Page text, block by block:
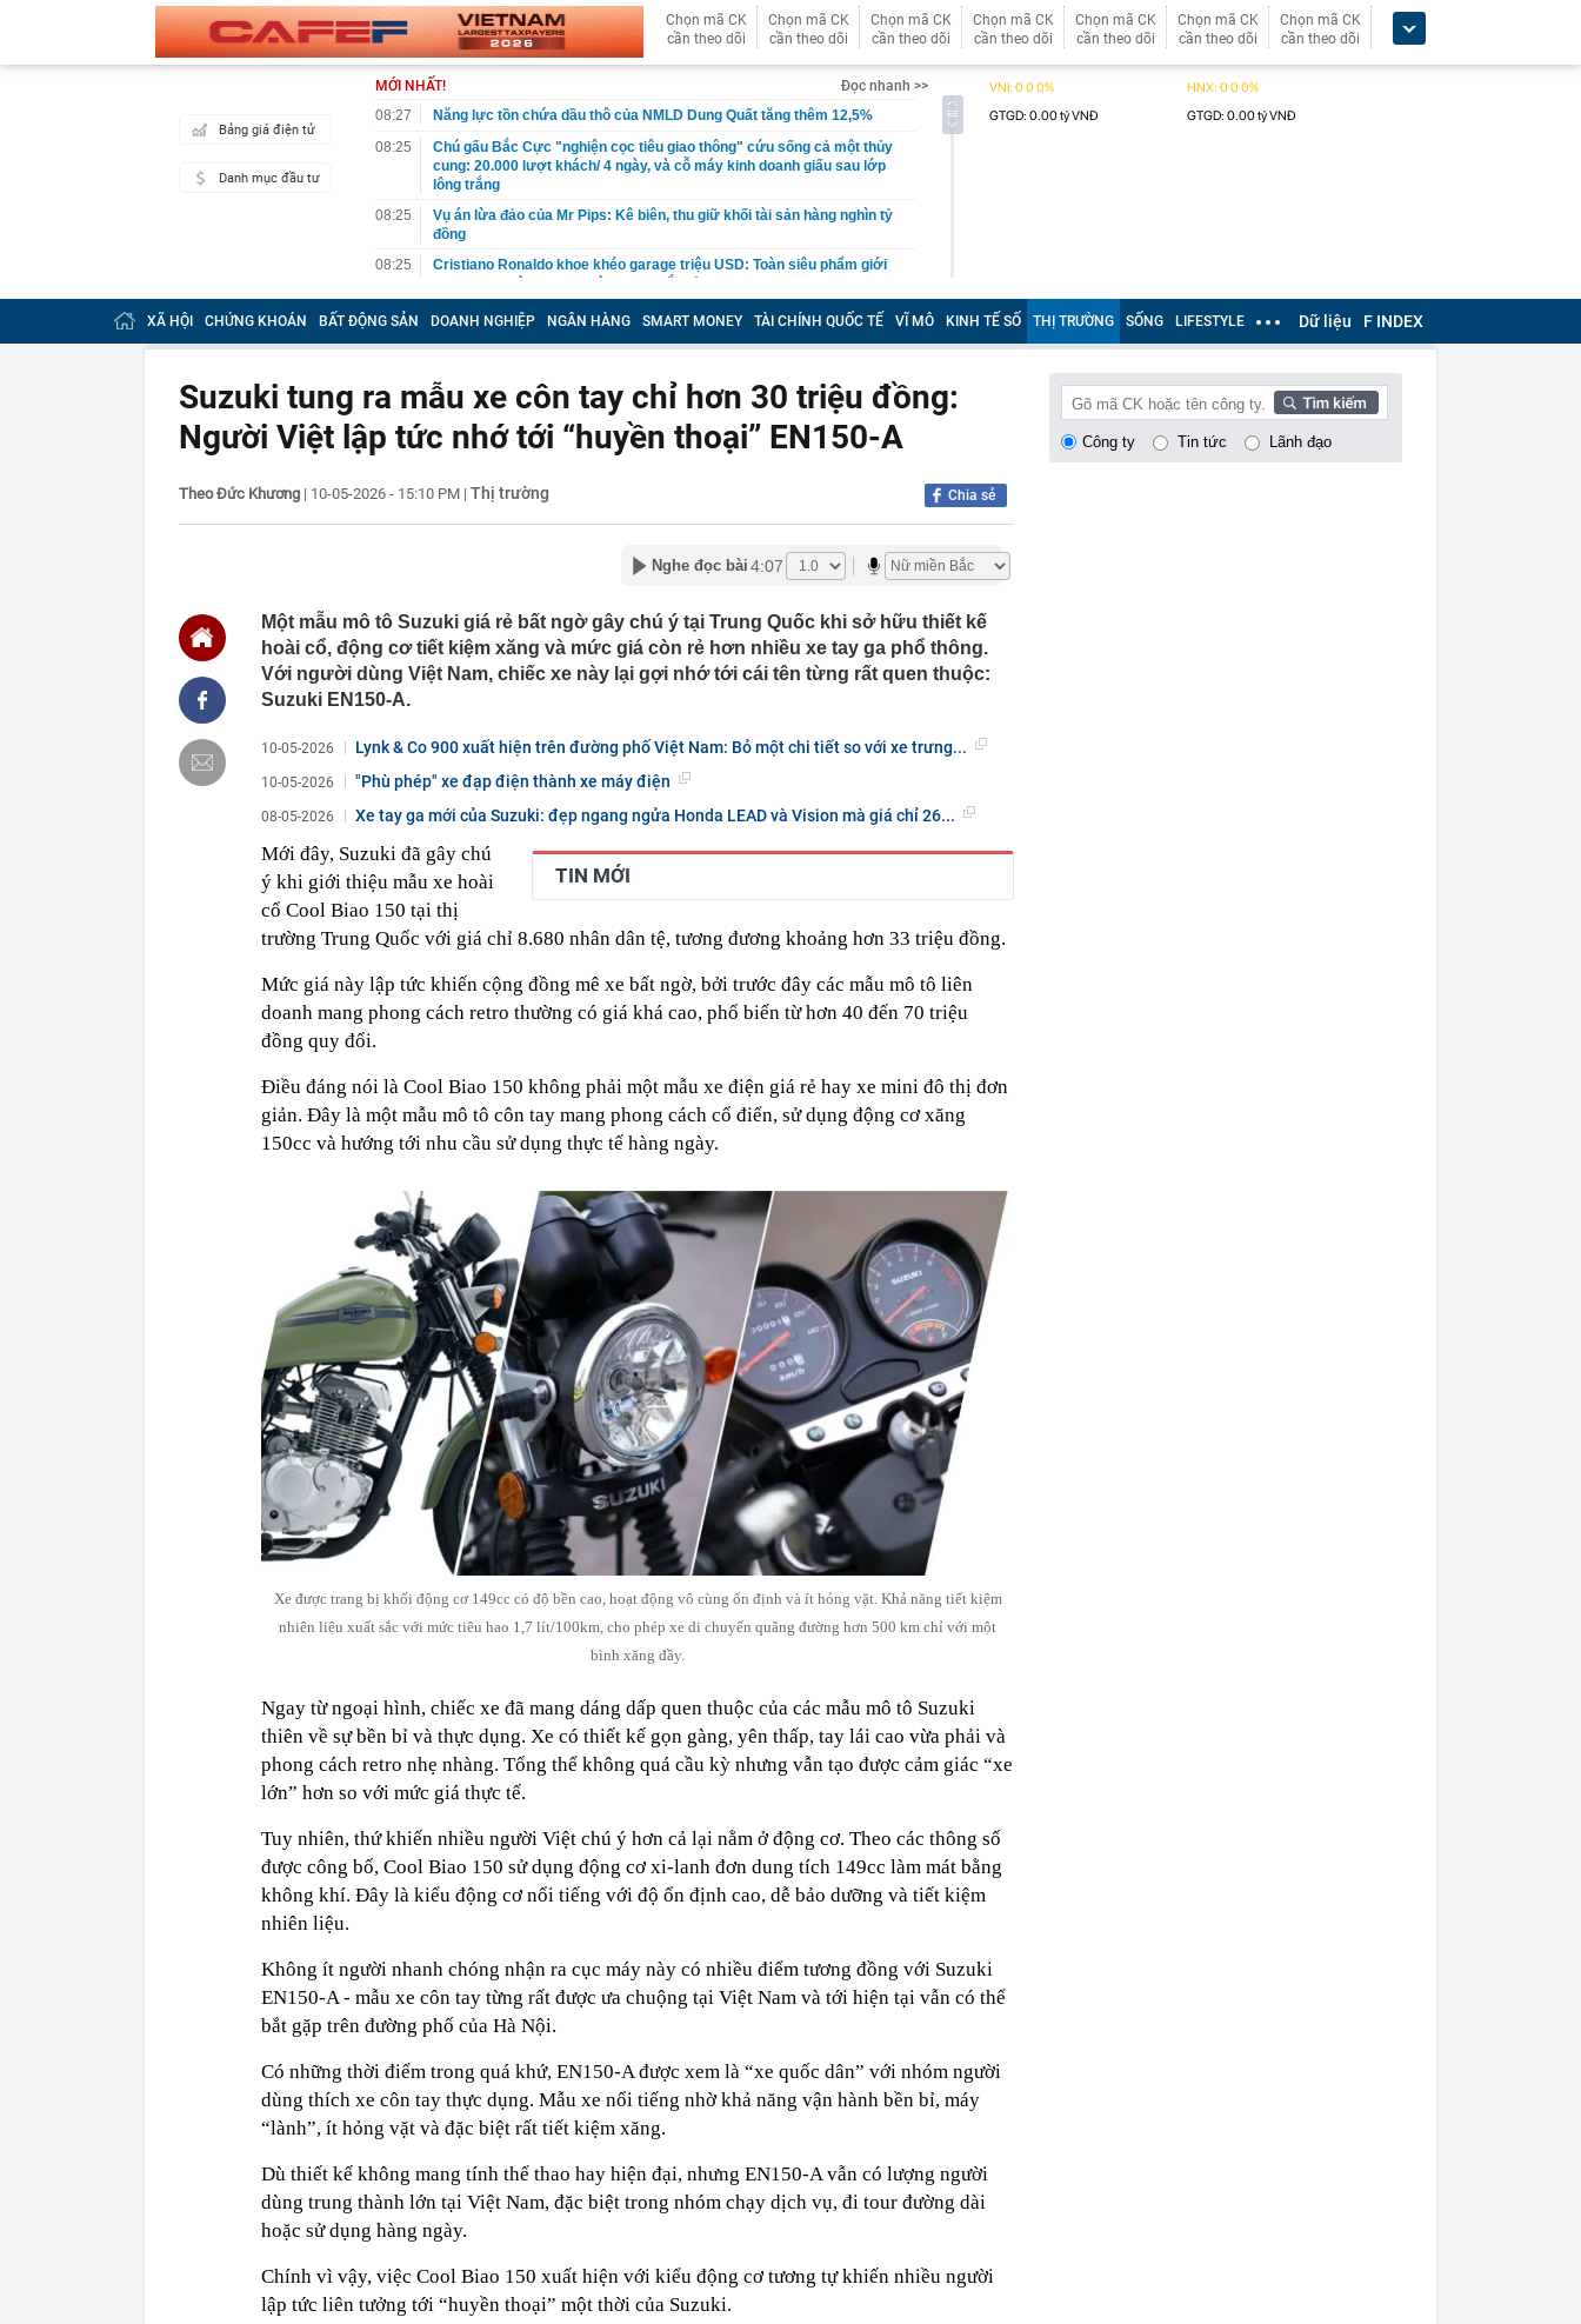
Chọn mã CK
cần theo dõi
Chọn mã CK
cần theo dõi
Chọn mã CK
cần theo dõi
Chọn mã CK
cần theo dõi
Chọn mã CK
cần theo dõi
Chọn mã CK
cần theo dõi
Chọn mã CK
cần theo dõi
Bảng giá điện tử
Danh mục đầu tư
MỚI NHẤT!
Đọc nhanh >>
08:27
Năng lực tồn chứa dầu thô của NMLD Dung Quất tăng thêm 12,5%
08:25
Chú gấu Bắc Cực "nghiện cọc tiêu giao thông" cứu sống cả một thủy
cung: 20.000 lượt khách/ 4 ngày, và cỗ máy kinh doanh giấu sau lớp
lông trắng
08:25
Vụ án lừa đảo của Mr Pips: Kê biên, thu giữ khối tài sản hàng nghìn tỷ
đồng
08:25
Cristiano Ronaldo khoe khéo garage triệu USD: Toàn siêu phẩm giới
08:12
Vĩnh Long chi hơn 332.000 tỷ đồng để làm điều đặc biệt này
08:12
Căn nhà ở quê của Công Vinh
Một người có 4 thói quen này chứng tỏ EQ của họ rất thấp mà không
hề nhận ra
08:11
Quảng Ninh đề xuất làm tuyến cao tốc dài 55 km kết nối tới siêu dự án
hơn 235.000 tỷ đồng
tạo ra
08:10
Khu chung cư cũ phố cổ Hà Nội sắp được xây dựng thành tòa nhà 21
Nhân chứng bàng hoàng kể lại khoảnh khắc chợ Biên Hòa bốc cháy
cấu trúc
08:02
'Nóng' chất vấn sai phạm xuất khẩu sầu riêng
08:00
Có gì đặc biệt tại tòa Riviera - cửa ngõ tổ hợp 12 tòa tháp ven sông của
07:58
Giá vàng ngày 6/8 tại SJC, Bảo Tín Minh Châu, Bảo Tín Mạnh Hải, DOJI,
Phú Quý,...
07:58
Tỉnh được "ông lớn" Vingroup, Sun Group, T&T... đổ về, đang xây sân
bay 5 sao top 10 thế giới, sắp đón thêm 48 dự án với tổng vốn đầu tư
gần 7 tỷ USD
07:55
Từ tháng 9, đặc khu của VN có loạt công trình hơn 137.000 tỷ đồng sẽ
phổ cập thứ tiếng 1,5 tỷ người dùng
07:54
Phát hiện 3 loại cá "ngậm" nhiều vi nhựa bậc nhất
07:53
Hà Nội giao hơn 6,2ha đất đợt 2 làm dự án Tiên Dương Park City
XÃ HỘI CHỨNG KHOÁN BẤT ĐỘNG SẢN DOANH NGHIỆP NGÂN HÀNG SMART MONEY TÀI CHÍNH QUỐC TẾ VĨ MÔ KINH TẾ SỐ THỊ TRƯỜNG SỐNG LIFESTYLE Dữ liệu F INDEX
Suzuki tung ra mẫu xe côn tay chỉ hơn 30 triệu đồng:
Người Việt lập tức nhớ tới “huyền thoại” EN150-A
Theo Đức Khương | 10-05-2026 - 15:10 PM | Thị trường Chia sẻ
Nghe đọc bài 4:07
Một mẫu mô tô Suzuki giá rẻ bất ngờ gây chú ý tại Trung Quốc khi sở hữu thiết kế
hoài cổ, động cơ tiết kiệm xăng và mức giá còn rẻ hơn nhiều xe tay ga phổ thông.
Với người dùng Việt Nam, chiếc xe này lại gợi nhớ tới cái tên từng rất quen thuộc:
Suzuki EN150-A.
10-05-2026 Lynk & Co 900 xuất hiện trên đường phố Việt Nam: Bỏ một chi tiết so với xe trưng...
10-05-2026 "Phù phép" xe đạp điện thành xe máy điện
08-05-2026 Xe tay ga mới của Suzuki: đẹp ngang ngửa Honda LEAD và Vision mà giá chỉ 26...
TIN MỚI
Mới đây, Suzuki đã gây chú
ý khi giới thiệu mẫu xe hoài
cổ Cool Biao 150 tại thị
trường Trung Quốc với giá chỉ 8.680 nhân dân tệ, tương đương khoảng hơn 33 triệu đồng.
Mức giá này lập tức khiến cộng đồng mê xe bất ngờ, bởi trước đây các mẫu mô tô liên
doanh mang phong cách retro thường có giá khá cao, phổ biến từ hơn 40 đến 70 triệu
đồng quy đổi.
Điều đáng nói là Cool Biao 150 không phải một mẫu xe điện giá rẻ hay xe mini đô thị đơn
giản. Đây là một mẫu mô tô côn tay mang phong cách cổ điển, sử dụng động cơ xăng
150cc và hướng tới nhu cầu sử dụng thực tế hàng ngày.
Xe được trang bị khối động cơ 149cc có độ bền cao, hoạt động vô cùng ổn định và ít hỏng vặt. Khả năng tiết kiệm
nhiên liệu xuất sắc với mức tiêu hao 1,7 lít/100km, cho phép xe di chuyển quãng đường hơn 500 km chỉ với một
bình xăng đầy.
Ngay từ ngoại hình, chiếc xe đã mang dáng dấp quen thuộc của các mẫu mô tô Suzuki
thiên về sự bền bỉ và thực dụng. Xe có thiết kế gọn gàng, yên thấp, tay lái cao vừa phải và
phong cách retro nhẹ nhàng. Tổng thể không quá cầu kỳ nhưng vẫn tạo được cảm giác “xe
lớn” hơn so với mức giá thực tế.
Tuy nhiên, thứ khiến nhiều người Việt chú ý hơn cả lại nằm ở động cơ. Theo các thông số
được công bố, Cool Biao 150 sử dụng động cơ xi-lanh đơn dung tích 149cc làm mát bằng
không khí. Đây là kiểu động cơ nổi tiếng với độ ổn định cao, dễ bảo dưỡng và tiết kiệm
nhiên liệu.
Không ít người nhanh chóng nhận ra cục máy này có nhiều điểm tương đồng với Suzuki
EN150-A - mẫu xe côn tay từng rất được ưa chuộng tại Việt Nam và tới hiện tại vẫn có thể
bắt gặp trên đường phố của Hà Nội.
Có những thời điểm trong quá khứ, EN150-A được xem là “xe quốc dân” với nhóm người
dùng thích xe côn tay thực dụng. Mẫu xe nổi tiếng nhờ khả năng vận hành bền bỉ, máy
“lành”, ít hỏng vặt và đặc biệt rất tiết kiệm xăng.
Dù thiết kế không mang tính thể thao hay hiện đại, nhưng EN150-A vẫn có lượng người
dùng trung thành lớn tại Việt Nam, đặc biệt trong nhóm chạy dịch vụ, đi tour đường dài
hoặc sử dụng hàng ngày.
Chính vì vậy, việc Cool Biao 150 xuất hiện với kiểu động cơ tương tự khiến nhiều người
lập tức liên tưởng tới “huyền thoại” một thời của Suzuki.
Công ty Tin tức Lãnh đạo